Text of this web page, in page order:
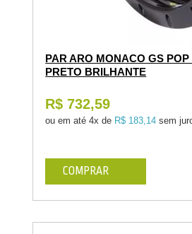
PAR ARO MONACO GS POP
PRETO BRILHANTE
R$ 732,59
ou em até 4x de R$ 183,14 sem
COMPRAR